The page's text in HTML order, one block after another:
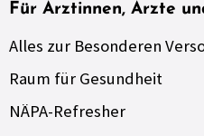
Für Ärztinnen, Ärzte
Alles zur Besonderen
Raum für Gesundheit
NÄPA-Refresher